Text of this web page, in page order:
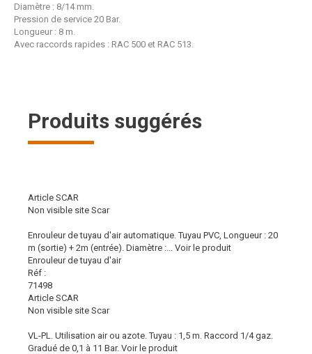
Diamètre : 8/14 mm.
Pression de service 20 Bar.
Longueur : 8 m.
Avec raccords rapides : RAC 500 et RAC 513.
Produits suggérés
Article SCAR
Non visible site Scar
Enrouleur de tuyau d'air automatique. Tuyau PVC, Longueur : 20
m (sortie) + 2m (entrée). Diamètre :...
Voir le produit
Enrouleur de tuyau d'air
Réf :
71498
Article SCAR
Non visible site Scar
VL-PL. Utilisation air ou azote. Tuyau : 1,5 m. Raccord 1/4 gaz.
Gradué de 0,1 à 11 Bar. Voir le produit